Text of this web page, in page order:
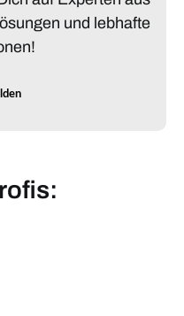
und lebhafte